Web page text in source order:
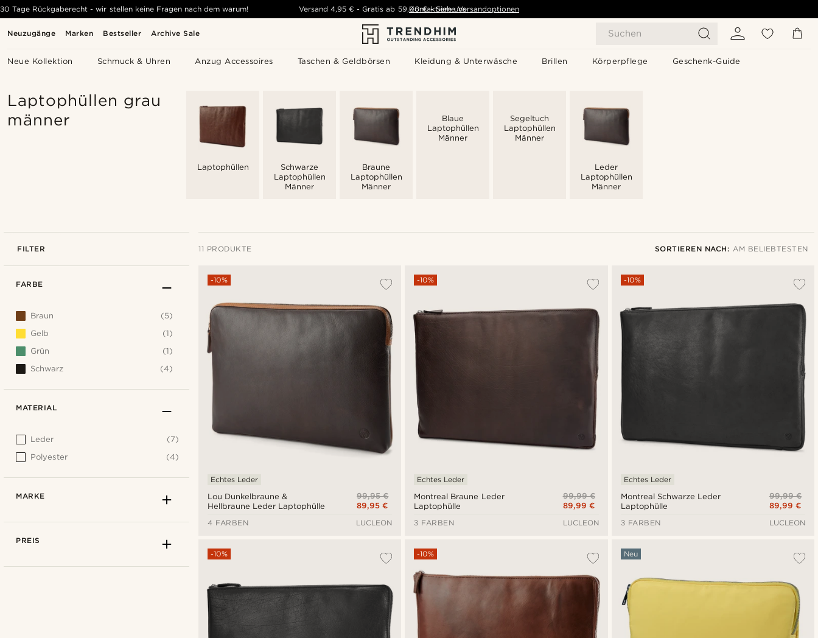
Neuzugänge Marken Bestseller Archive Sale Suchen
Neue Kollektion Schmuck & Uhren Anzug Accessoires Taschen & Geldbörsen Kleidung & Unterwäsche Brillen Körperpflege Geschenk-Guide
30 Tage Rückgaberecht - wir stellen keine Fragen nach dem warum! Versand 4,95 € -Gratis ab 59,00 € - Siehe Versandoptionen
Kontaktiere uns
Laptophüllen grau
männer
Laptophüllen
Schwarze
Laptophüllen
Männer
Braune
Laptophüllen
Männer
Blaue
Laptophüllen
Männer
Segeltuch
Laptophüllen
Männer
Leder
Laptophüllen
Männer
FILTER 11 PRODUKTE SORTIEREN NACH: AM BELIEBTESTEN
Niedrigster Preis
Lou Dunkelbraune &
Hellbraune Leder Laptophülle
-10%
Echtes Leder
99,95 €
89,95 €
4 FARBEN
LUCLEON
Montreal Braune Leder
Laptophülle
-10%
Echtes Leder
99,99 €
89,99 €
3 FARBEN
LUCLEON
Montreal Schwarze Leder
Laptophülle
-10%
Echtes Leder
99,99 €
89,99 €
3 FARBEN
LUCLEON
-10% -10% Neu
FARBE
Braun
(5)
Gelb
(1)
Grün
(1)
Schwarz
(4)
MATERIAL
Leder
(7)
Polyester
(4)
MARKE
PREIS